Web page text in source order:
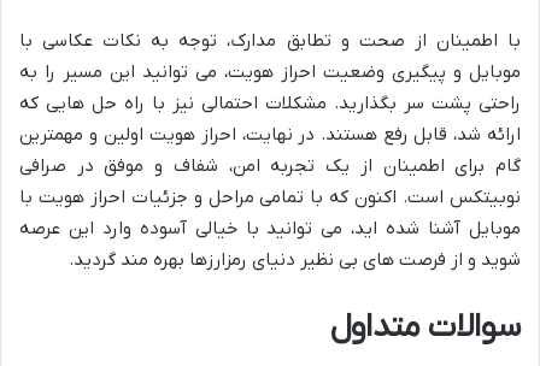
با اطمینان از صحت و تطابق مدارک، توجه به نکات عکاسی با
موبایل و پیگیری وضعیت احراز هویت، می توانید این مسیر را به
راحتی پشت سر بگذارید. مشکلات احتمالی نیز با راه حل هایی که
ارائه شد، قابل رفع هستند. در نهایت، احراز هویت اولین و مهمترین
گام برای اطمینان از یک تجربه امن، شفاف و موفق در صرافی
نوبیتکس است. اکنون که با تمامی مراحل و جزئیات احراز هویت با
موبایل آشنا شده اید، می توانید با خیالی آسوده وارد این عرصه
شوید و از فرصت های بی نظیر دنیای رمزارزها بهره مند گردید.
سوالات متداول